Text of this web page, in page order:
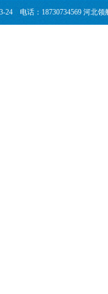
24 电话：18730734569 河北